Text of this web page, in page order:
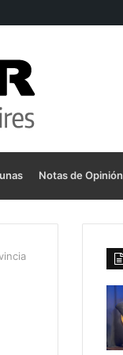
Notas de Opinión